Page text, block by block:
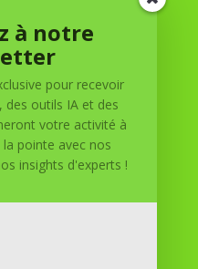
de confiance
le confort de votre
personnalisées pour
à notre
pour recevoir
des outils IA et des
votre activité à
pointe avec nos
insights d'experts !